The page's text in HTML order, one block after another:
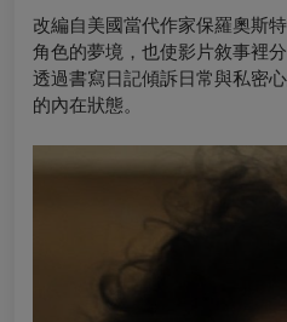
改編自美國當代作家保羅奧斯
角色的夢境，也使影片敘事裡
透過書寫日記傾訴日常與私密
的內在狀態。